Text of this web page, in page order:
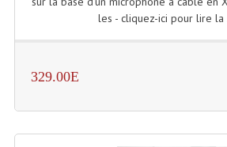
les - cliquez-ici pour lire la
329.00E